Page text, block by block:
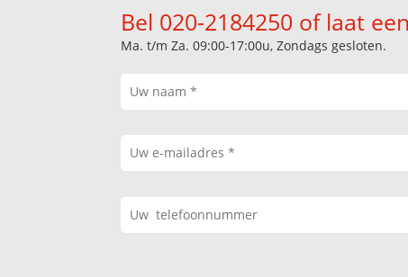
Bel 020-2184250 of laat
Ma. t/m Za. 09:00-17:00u, Zondags gesloten.